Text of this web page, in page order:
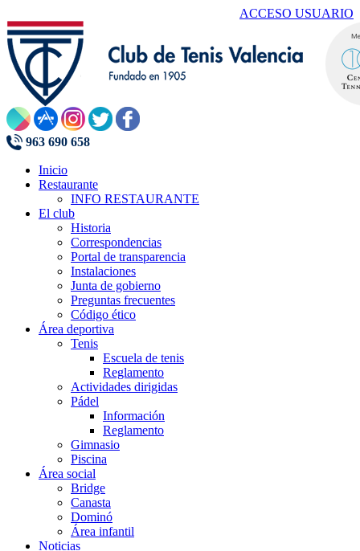
ACCESO USUARIO
963 690 658
Inicio
Restaurante
INFO RESTAURANTE
El club
Historia
Correspondencias
Portal de transparencia
Instalaciones
Junta de gobierno
Preguntas frecuentes
Código ético
Área deportiva
Tenis
Escuela de tenis
Reglamento
Actividades dirigidas
Pádel
Información
Reglamento
Gimnasio
Piscina
Área social
Bridge
Canasta
Dominó
Área infantil
Noticias